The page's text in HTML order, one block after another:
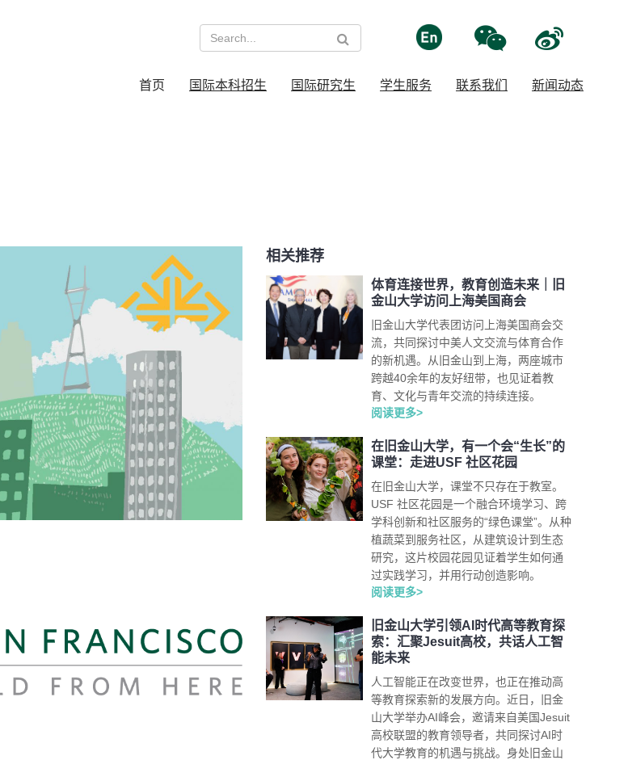
首页 国际本科招生 国际研究生 学生服务 联系我们 新闻动态
相关推荐
体育连接世界，教育创造未来｜旧
金山大学访问上海美国商会
旧金山大学代表团访问上海美国商会交
流，共同探讨中美人文交流与体育合作
的新机遇。从旧金山到上海，两座城市
跨越40余年的友好纽带，也见证着教
育、文化与青年交流的持续连接。
阅读更多>
在旧金山大学，有一个会“生长”的
课堂：走进USF 社区花园
在旧金山大学，课堂不只存在于教室。
USF 社区花园是一个融合环境学习、跨
学科创新和社区服务的“绿色课堂”。从种
植蔬菜到服务社区，从建筑设计到生态
研究，这片校园花园见证着学生如何通
过实践学习，并用行动创造影响。
阅读更多>
旧金山大学引领AI时代高等教育探
索：汇聚Jesuit高校，共话人工智
能未来
人工智能正在改变世界，也正在推动高
等教育探索新的发展方向。近日，旧金
山大学举办AI峰会，邀请来自美国Jesuit
高校联盟的教育领导者，共同探讨AI时
代大学教育的机遇与挑战。身处旧金山